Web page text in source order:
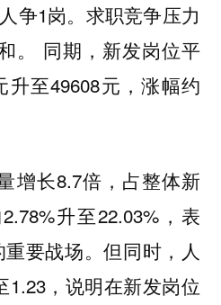
争1岗。求职竞争压⼒
。 同期，新发岗位平
升⾄49608元，涨幅约
增⻓8.7倍，占整体新
升⾄22.03%，表
重要战场。但同时，⼈
1.23，说明在新发岗位